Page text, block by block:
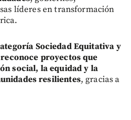
líderes en transformación
Sociedad Equitativa y
proyectos que
social, la equidad y la
resilientes, gracias a